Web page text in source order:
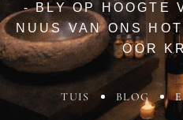
- BLY OP HOOGTE
NUUS VAN ONS
OOR
TUIS BLOG